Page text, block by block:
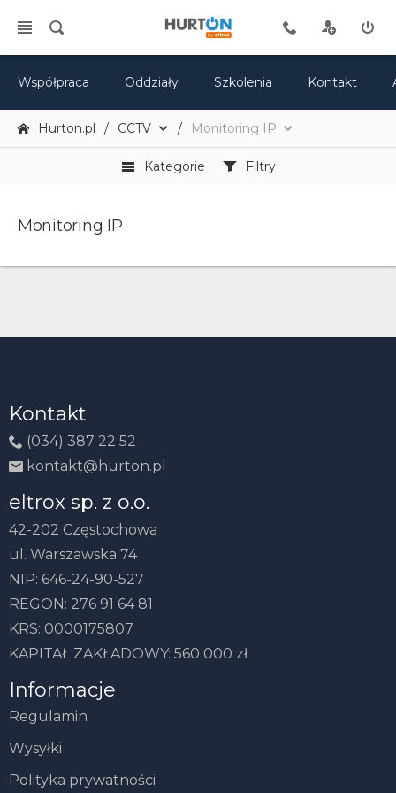
Współpraca Oddziały Szkolenia Kontakt
Hurton.pl CCTV Monitoring IP
Kategorie Filtry
Monitoring IP
Kontakt
(034) 387 22 52
kontakt@hurton.pl
eltrox sp. z o.o.
42-202 Częstochowa
ul. Warszawska 74
NIP: 646-24-90-527
REGON: 276 91 64 81
KRS: 0000175807
KAPITAŁ ZAKŁADOWY: 560 000 zł
Informacje
Regulamin
Wysyłki
Polityka prywatności